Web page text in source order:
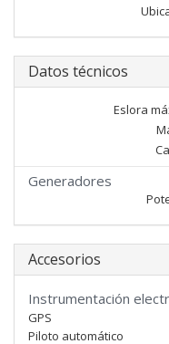
Datos técnicos
Eslora
Generadores
Accesorios
Instrumentación
GPS
Piloto automático